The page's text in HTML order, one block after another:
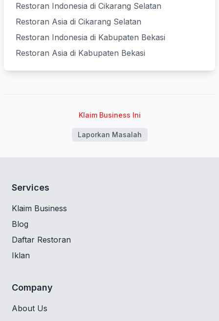
Restoran Indonesia di Cikarang Selatan
Restoran Asia di Cikarang Selatan
Restoran Indonesia di Kabupaten Bekasi
Restoran Asia di Kabupaten Bekasi
Klaim Business Ini
Laporkan Masalah
Services
Klaim Business
Blog
Daftar Restoran
Iklan
Company
About Us